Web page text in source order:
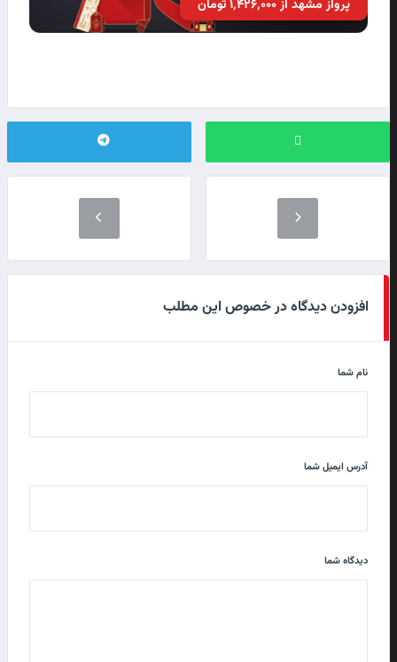
پرواز مشهد از ۱٬۴۲۶٬۰۰۰ تومان
افزودن دیدگاه در خصوص این مطلب
نام شما
آدرس ایمیل شما
دیدگاه شما